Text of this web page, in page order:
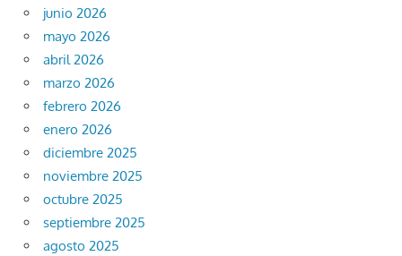
junio 2026
mayo 2026
abril 2026
marzo 2026
febrero 2026
enero 2026
diciembre 2025
noviembre 2025
octubre 2025
septiembre 2025
agosto 2025